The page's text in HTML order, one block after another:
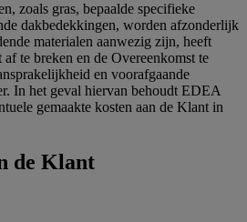
zoals gras, bepaalde specifieke
dakbedekkingen, worden afzonderlijk
materialen aanwezig zijn, heeft
te breken en de Overeenkomst te
en voorafgaande
In het geval hiervan behoudt EDEA
gemaakte kosten aan de Klant in
de Klant